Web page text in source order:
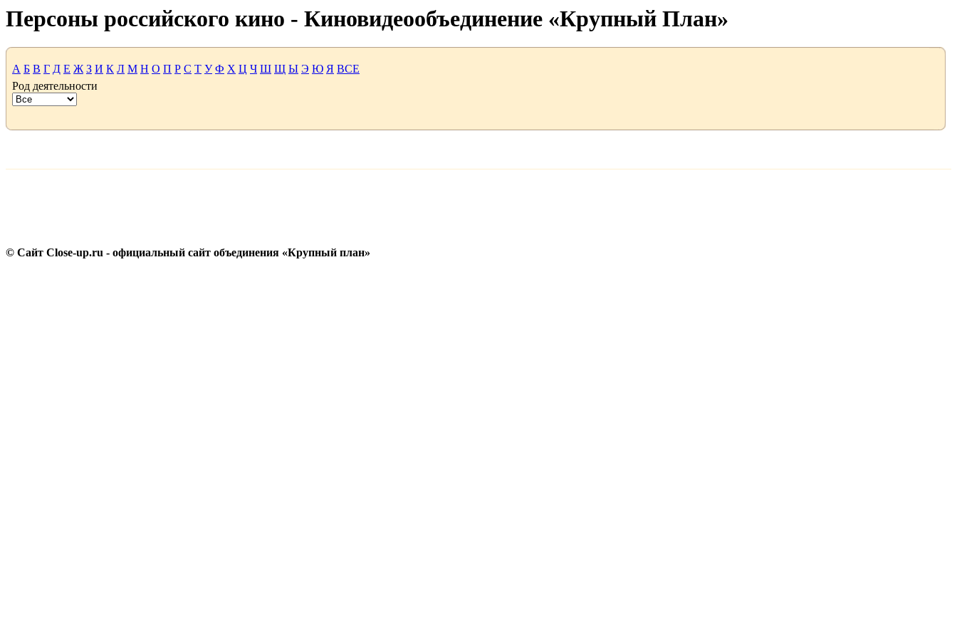
Персоны российского кино - Киновидеообъединение «Крупный План»
А Б В Г Д Е Ж З И К Л М Н О П Р С Т У Ф Х Ц Ч Ш Щ Ы Э Ю Я ВСЕ
Род деятельности
© Сайт Close-up.ru - официальный сайт объединения «Крупный план»